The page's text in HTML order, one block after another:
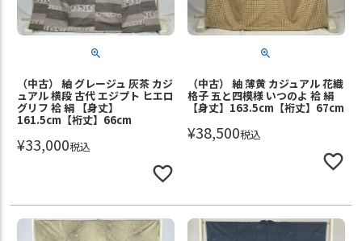
（中古） 紬 グレージュ 灰茶 カジ
ュアル 横段 古代 エジプト ヒエロ
グリフ 袷 絹 【身丈】
161.5cm【裄丈】66cm
¥33,000税込
（中古） 紬 薄黄 カジュアル 花織
格子 五と四模様 いつのよ 袷 絹
【身丈】163.5cm【裄丈】67cm
¥38,500税込